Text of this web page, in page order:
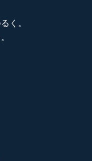
く。